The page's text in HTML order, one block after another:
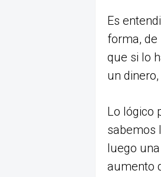
Es
forma, de
que si lo
un
Lo lógico
sabemos
luego
aumento